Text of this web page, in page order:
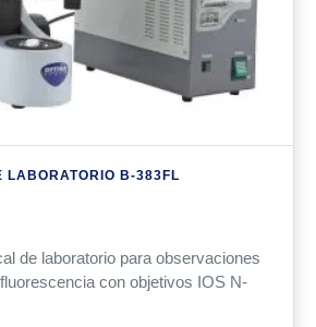
LABORATORIO B-383FL
de laboratorio para observaciones
con objetivos IOS N-